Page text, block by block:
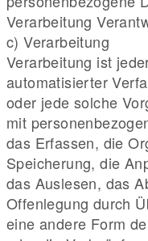
Verarbeitung
c) Verarbeitung
Verarbeitung ist
automatisierter
oder jede solche
mit
das Erfassen, die
Speicherung, die
das Auslesen, das
Offenlegung durch
eine andere Form